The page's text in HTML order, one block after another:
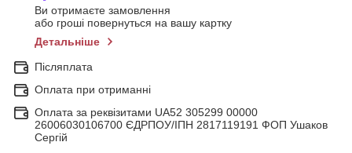
Ви отримаєте замовлення
або гроші повернуться на вашу картку
Детальніше
Післяплата
Оплата при отриманні
Оплата за реквізитами UA52 305299 00000
26006030106700 ЄДРПОУ/ІПН 2817119191 ФОП Ушаков
Сергій